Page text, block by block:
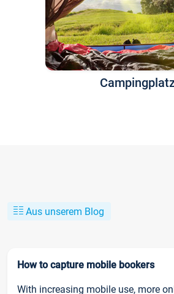
Aus unserem Blog
How to capture mobile bookers
With increasing mobile use, more